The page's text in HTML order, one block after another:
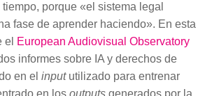
porque «el sistema legal
fase de aprender haciendo». En esta
el European Audiovisual Observatory
informes sobre IA y derechos de
en el inpututilizado para entrenar